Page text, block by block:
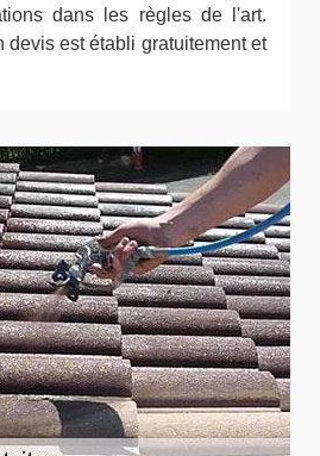
dans les règles de l'art.
devis est établi gratuitement et